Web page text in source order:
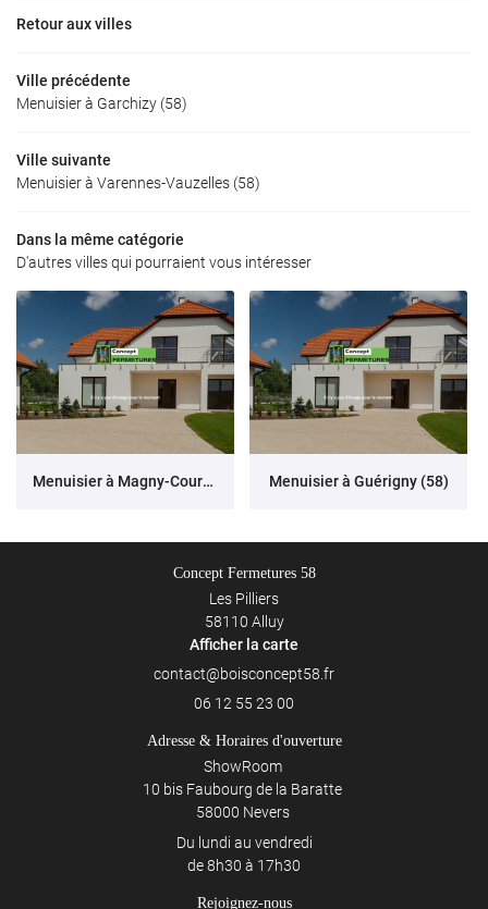
Retour aux villes
Ville précédente
Menuisier à Garchizy (58)
Ville suivante
Menuisier à Varennes-Vauzelles (58)
Dans la même catégorie
D'autres villes qui pourraient vous intéresser
Menuisier à Magny-Cours (58) Menuisier à Guérigny (58)
Concept Fermetures 58
Les Pilliers
58110 Alluy
Afficher la carte
06 12 55 23 00
Adresse & Horaires d'ouverture
ShowRoom
10 bis Faubourg de la Baratte
58000 Nevers
Du lundi au vendredi
de 8h30 à 17h30
Rejoignez-nous